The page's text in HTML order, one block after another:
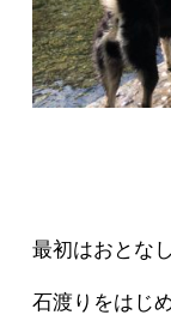
最初はおとな
石渡りをはじ